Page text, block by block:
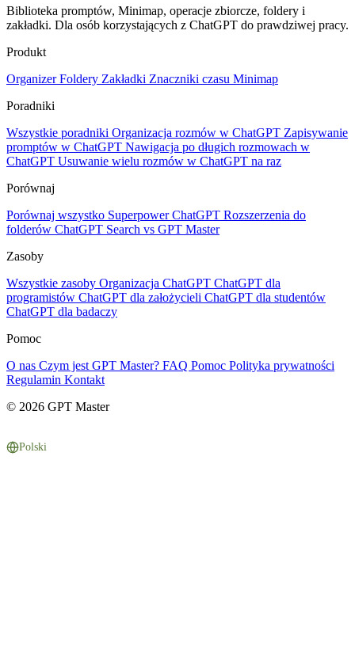
Biblioteka promptów, Minimap, operacje zbiorcze, foldery i
zakładki. Dla osób korzystających z ChatGPT do prawdziwej pracy.
Produkt
OrganizerFoldery Zakładki Znaczniki czasu Minimap
Poradniki
Wszystkie poradniki Organizacja rozmów w ChatGPT Zapisywanie
promptów w ChatGPT Nawigacja po długich rozmowach w
ChatGPT Usuwanie wielu rozmów w ChatGPT na raz
Porównaj
Porównaj wszystko Superpower ChatGPT Rozszerzenia do
folderów ChatGPT Search vs GPT Master
Zasoby
Wszystkie zasoby Organizacja ChatGPT ChatGPT dla
programistów ChatGPT dla założycieli ChatGPT dla studentów
ChatGPT dla badaczy
Pomoc
O nas Czym jest GPT Master? FAQ Pomoc Polityka prywatności
Regulamin Kontakt
© 2026 GPT Master
Polski